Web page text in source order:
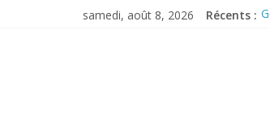
samedi, août 8, 2026 Récents :